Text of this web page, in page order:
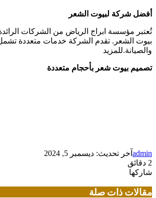
أفضل شركة لبيوت الشعر
تُعتبر مؤسسة ابراج الرياض من الشركات
بيوت الشعر. تقدم الشركة خدمات متعددة
والصيانة.للمزيد
تصميم بيوت شعر بأحجام متعددة
admin آخر تحديث: ديسمبر 5, 2024
2 دقائق
شاركها
مقالات ذات صلة